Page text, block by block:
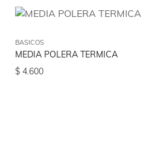
BASICOS
MEDIA POLERA TERMICA
$ 4.600